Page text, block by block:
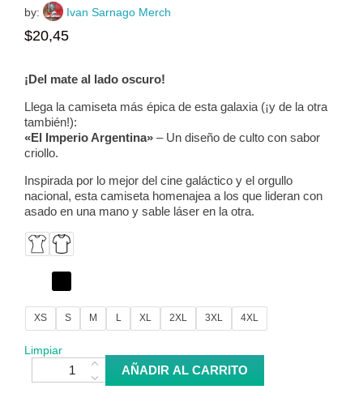
by: Ivan Sarnago Merch
$20,45
¡Del mate al lado oscuro!
Llega la camiseta más épica de esta galaxia (¡y de la otra
también!):
«El Imperio Argentina» – Un diseño de culto con sabor
criollo.
Inspirada por lo mejor del cine galáctico y el orgullo
nacional, esta camiseta homenajea a los que lideran con
asado en una mano y sable láser en la otra.
XS S M L XL 2XL 3XL 4XL
Limpiar
Camiseta El Imperio Argentina cantidad
AÑADIR AL CARRITO